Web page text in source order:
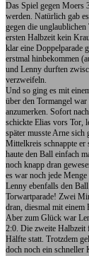
Das Spiel gegen Moers
werden. Natürlich gab
gegen die
ersten Halbzeit kein
klar eine Doppelparade
erstmal hinbekommen
und Lenny durften
verzweifeln.
Und so ging es mit
über den Tormangel
anzumerken. Sofort
schickte Elias vors Tor,
später musste Arne sich
Mittelkreis schnappte er
haute den Ball einfach
noch knapp dran
es war noch jede
Lenny ebenfalls den
Torwartparade! Zwei
dran, diesmal mit einem
Aber zum Glück war
2:0. Die zweite Halbzeit
Hälfte statt. Trotzdem
doch noch ein schneller